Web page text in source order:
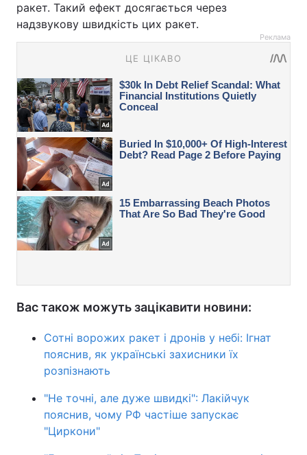
ракет. Такий ефект досягається через
надзвукову швидкість цих ракет.
Реклама
Вас також можуть зацікавити новини:
Сотні ворожих ракет і дронів у небі: Ігнат
пояснив, як українські захисники їх
розпізнають
"Не точні, але дуже швидкі": Лакійчук
пояснив, чому РФ частіше запускає
"Циркони"